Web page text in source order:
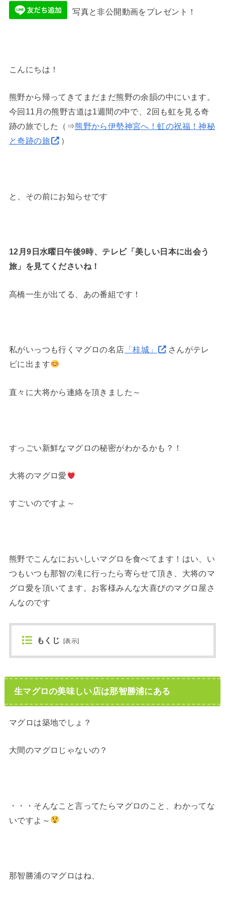
写真と非公開動画をプレゼント！
こんにちは！
熊野から帰ってきてまだまだ熊野の余韻の中にいます。
今回11月の熊野古道は1週間の中で、2回も虹を見る奇
跡の旅でした（⇒熊野から伊勢神宮へ！虹の祝福！神秘
と奇跡の旅
）
と、その前にお知らせです
12月9日水曜日午後9時、 テレビ「美しい日本に出会う
旅」を見てくださいね！
高橋一生が出てる、あの番組です！
私がいっつも行くマグロの名店 「桂城」
さんがテレ
ビに出ます
直々に大将から連絡を頂きました～
すっごい新鮮なマグロの秘密がわかるかも？！
大将のマグロ愛
すごいのですよ～
熊野でこんなにおいしいマグロを食べてます！はい、い
つもいつも那智の滝に行ったら寄らせて頂き、大将のマ
グロ愛を頂いてます。お客様みんな大喜びのマグロ屋さ
んなのです
もくじ [表示]
生マグロの美味しい店は那智勝浦にある
マグロは築地でしょ？
大間のマグロじゃないの？
・・・そんなこと言ってたらマグロのこと、わかってな
いですよ～
那智勝浦のマグロはね、